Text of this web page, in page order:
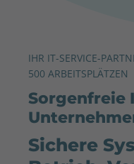
IHR IT-SERVICE-
500 ARBEITSPLÄTZEN
Sorgenfreie
Sichere